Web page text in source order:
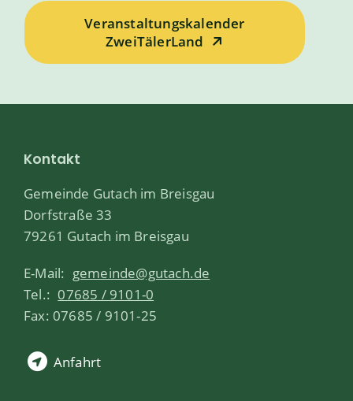
Veranstaltungskalender
ZweiTälerLand
Kontakt
Gemeinde Gutach im Breisgau
Dorfstraße 33
79261 Gutach im Breisgau
E-Mail: gemeinde@gutach.de
Tel.: 07685 / 9101-0
Fax: 07685 / 9101-25
Anfahrt